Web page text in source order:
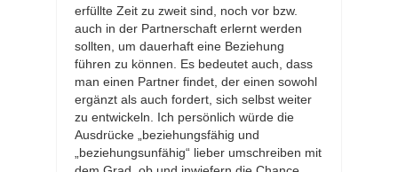
erfüllte Zeit zu zweit sind, noch vor bzw.
auch in der Partnerschaft erlernt werden
sollten, um dauerhaft eine Beziehung
führen zu können. Es bedeutet auch, dass
man einen Partner findet, der einen sowohl
ergänzt als auch fordert, sich selbst weiter
zu entwickeln. Ich persönlich würde die
Ausdrücke „beziehungsfähig und
„beziehungsunfähig“ lieber umschreiben mit